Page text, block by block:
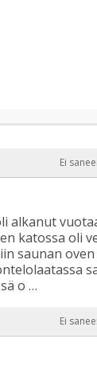
Ei
alkanut
katossa oli
saunan oven
o …
Ei